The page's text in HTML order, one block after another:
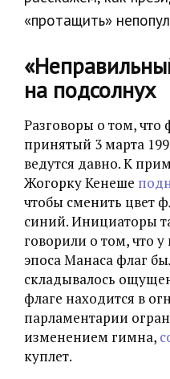
«протащить»
на подсолнух
Разговоры о том, что
принятый 3 марта
ведутся давно. К
Жогорку Кенеше
чтобы сменить цвет
синий. Инициаторы
говорили о том, что
эпоса Манаса флаг
складывалось
флаге находится в
парламентарии
изменением гимна,
куплет.